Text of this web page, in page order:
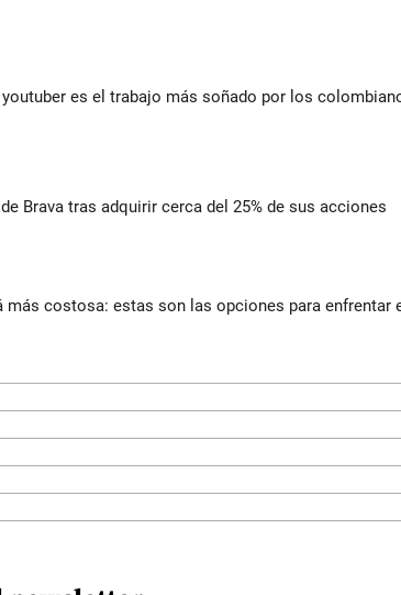
es el trabajo más soñado por los
Brava tras adquirir cerca del 25% de sus acciones
más costosa: estas son las opciones para enfrentar